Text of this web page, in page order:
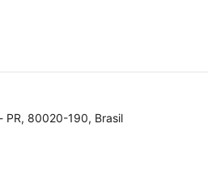
PR, 80020-190, Brasil